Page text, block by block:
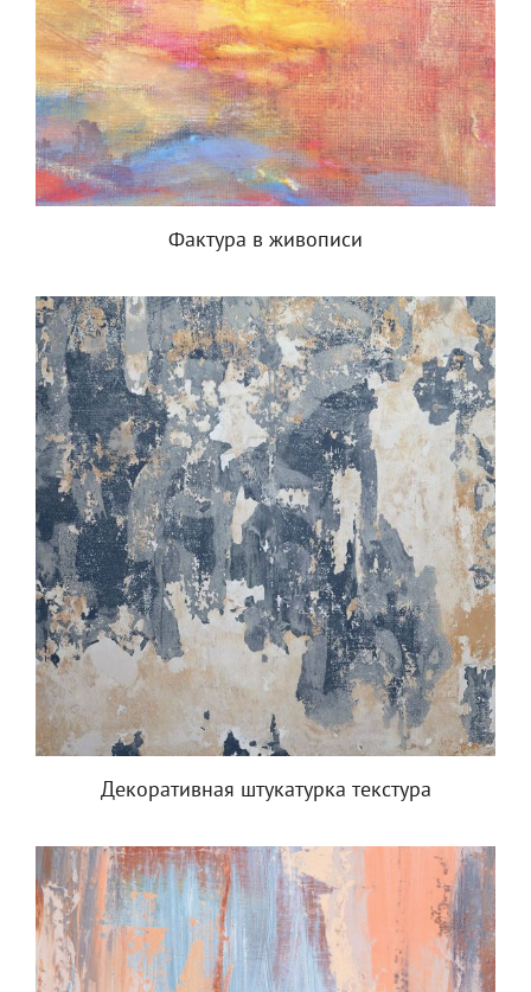
Фактура в живописи
Декоративная штукатурка текстура